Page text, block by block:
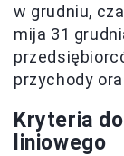
w grudniu,
mija 31
przychody
Kryteria
liniowego